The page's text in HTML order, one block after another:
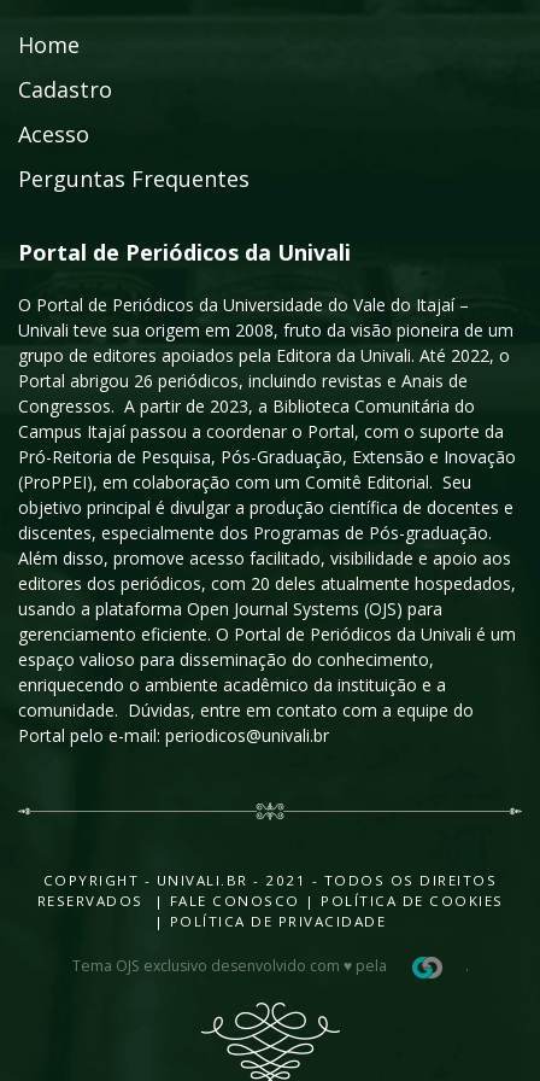
Home
Cadastro
Acesso
Perguntas Frequentes
Portal de Periódicos da Univali
O Portal de Periódicos da Universidade do Vale do Itajaí –
Univali teve sua origem em 2008, fruto da visão pioneira de um
grupo de editores apoiados pela Editora da Univali. Até 2022, o
Portal abrigou 26 periódicos, incluindo revistas e Anais de
Congressos. A partir de 2023, a Biblioteca Comunitária do
Campus Itajaí passou a coordenar o Portal, com o suporte da
Pró-Reitoria de Pesquisa, Pós-Graduação, Extensão e Inovação
(ProPPEI), em colaboração com um Comitê Editorial. Seu
objetivo principal é divulgar a produção científica de docentes e
discentes, especialmente dos Programas de Pós-graduação.
Além disso, promove acesso facilitado, visibilidade e apoio aos
editores dos periódicos, com 20 deles atualmente hospedados,
usando a plataforma Open Journal Systems (OJS) para
gerenciamento eficiente. O Portal de Periódicos da Univali é um
espaço valioso para disseminação do conhecimento,
enriquecendo o ambiente acadêmico da instituição e a
comunidade. Dúvidas, entre em contato com a equipe do
Portal pelo e-mail: periodicos@univali.br
COPYRIGHT - UNIVALI.BR - 2021 - TODOS OS DIREITOS
RESERVADOS |
FALE CONOSCO | POLÍTICA DE COOKIES
| POLÍTICA DE PRIVACIDADE
Tema OJS exclusivo desenvolvido com ♥ pela .